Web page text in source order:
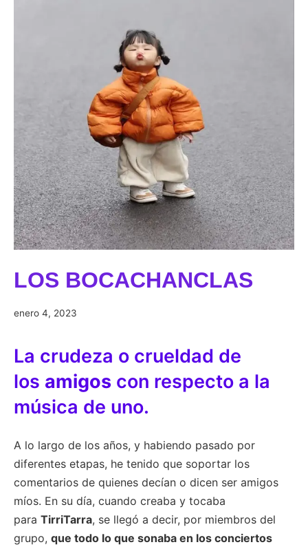
LOS BOCACHANCLAS
enero 4, 2023
La crudeza o crueldad de
los amigos con respecto a la
música de uno.
A lo largo de los años, y habiendo pasado por
diferentes etapas, he tenido que soportar los
comentarios de quienes decían o dicen ser amigos
míos. En su día, cuando creaba y tocaba
para TirriTarra, se llegó a decir, por miembros del
grupo, que todo lo que sonaba en los conciertos